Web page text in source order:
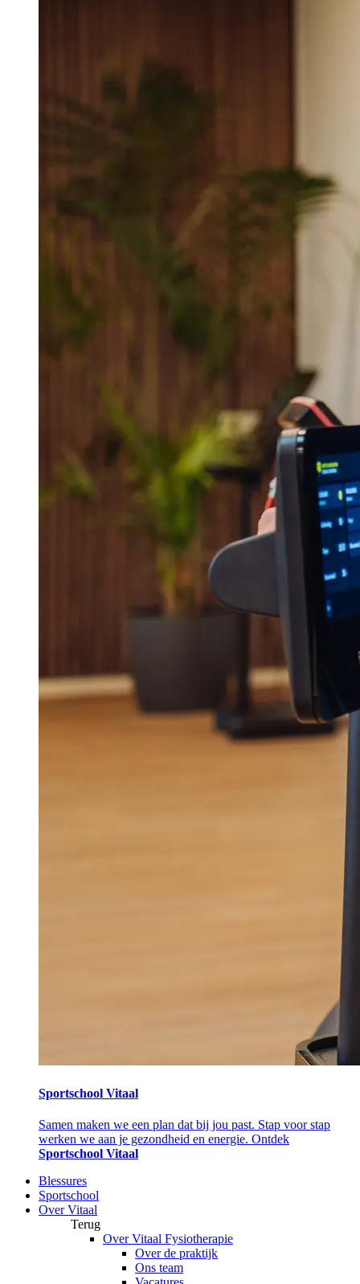
Sportschool Vitaal
Samen maken we een plan dat bij jou past. Stap voor stap
werken we aan je gezondheid en energie. Ontdek
Sportschool Vitaal
Blessures
Sportschool
Over Vitaal
Terug
Over Vitaal Fysiotherapie
Over de praktijk
Ons team